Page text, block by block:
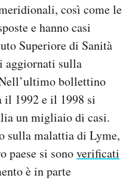
così come le
e hanno casi
Superiore di Sanità
aggiornati sulla
bollettino
il 1992 e il 1998 si
un migliaio di casi.
sulla malattia di Lyme,
paese si sonoverificati
è in parte